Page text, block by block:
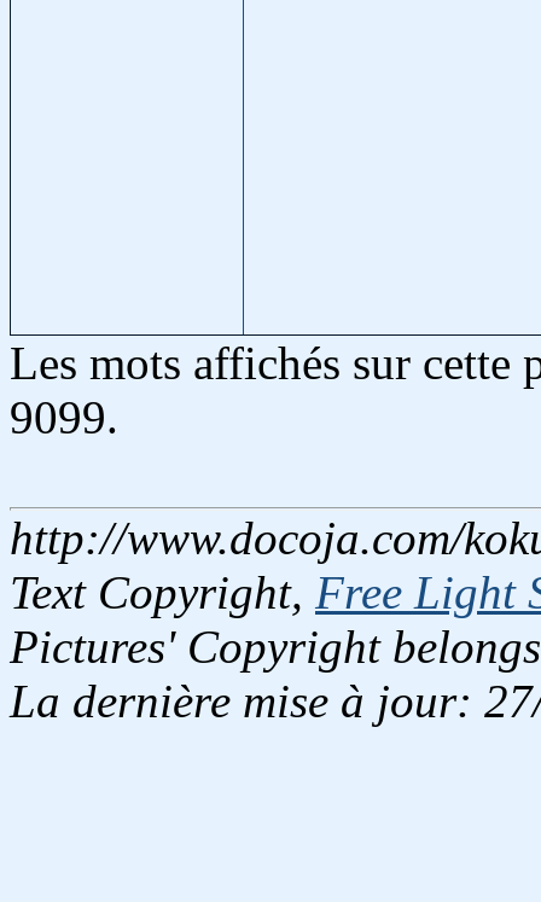
Les mots affichés sur cette
9099.
http://www.docoja.com/
Text Copyright, Free Light
Pictures' Copyright
La dernière mise à jour: